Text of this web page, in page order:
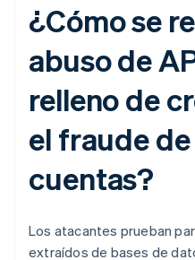
¿Cómo se
abuso de
relleno de
el fraude
cuentas?
Los atacantes prueban
extraídos de bases de